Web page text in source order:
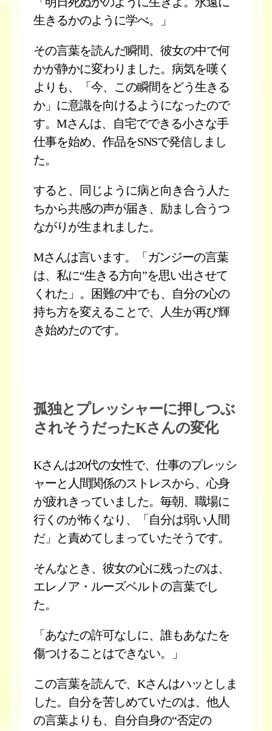
生きるかのように学べ。」
その言葉を読んだ瞬間、彼女の中で何
かが静かに変わりました。病気を嘆く
よりも、「今、この瞬間をどう生きる
か」に意識を向けるようになったので
す。Mさんは、自宅でできる小さな手
仕事を始め、作品をSNSで発信しまし
た。
すると、同じように病と向き合う人た
ちから共感の声が届き、励まし合うつ
ながりが生まれました。
Mさんは言います。「ガンジーの言葉
は、私に“生きる方向”を思い出させて
くれた」。困難の中でも、自分の心の
持ち方を変えることで、人生が再び輝
き始めたのです。
孤独とプレッシャーに押しつぶ
されそうだったKさんの変化
Kさんは20代の女性で、仕事のプレッシ
ャーと人間関係のストレスから、心身
が疲れきっていました。毎朝、職場に
行くのが怖くなり、「自分は弱い人間
だ」と責めてしまっていたそうです。
そんなとき、彼女の心に残ったのは、
エレノア・ルーズベルトの言葉でし
た。
「あなたの許可なしに、誰もあなたを
傷つけることはできない。」
この言葉を読んで、Kさんはハッとしま
した。自分を苦しめていたのは、他人
の言葉よりも、自分自身の“否定の